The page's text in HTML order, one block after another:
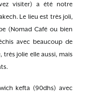
visiter) a été notre
Le lieu est très joli,
(Nomad Café ou bien
avec beaucoup de
très jolie elle aussi, mais
kefta (90dhs) avec